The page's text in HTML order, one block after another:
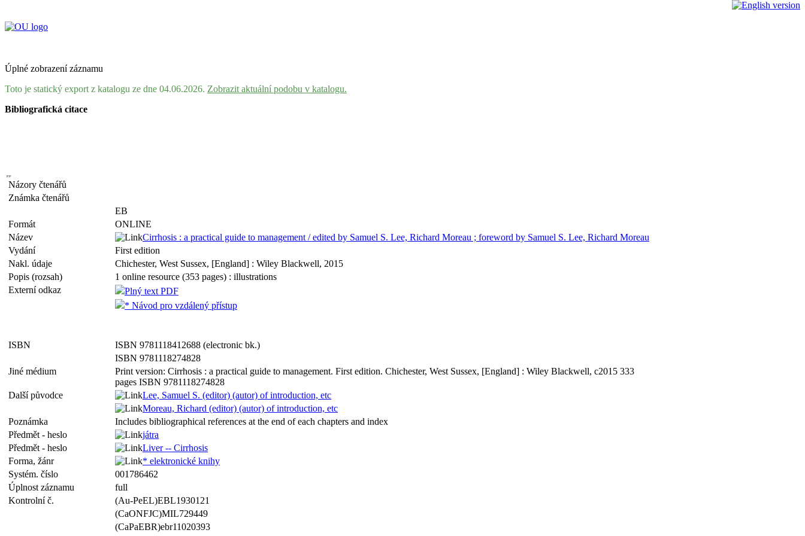
Úplné zobrazení záznamu
Toto je statický export z katalogu ze dne 04.06.2026. Zobrazit aktuální podobu v katalogu.
Bibliografická citace
Názory čtenářů
Známka čtenářů
EB
Formát
ONLINE
Název
Cirrhosis : a practical guide to management / edited by Samuel S. Lee, Richard Moreau ; foreword by Samuel S. Lee, Richard Moreau
Vydání
First edition
Nakl. údaje
Chichester, West Sussex, [England] : Wiley Blackwell, 2015
Popis (rozsah)
1 online resource (353 pages) : illustrations
Externí odkaz
Plný text PDF
* Návod pro vzdálený přístup
ISBN
ISBN 9781118412688 (electronic bk.)
ISBN 9781118274828
Jiné médium
Print version: Cirrhosis : a practical guide to management. First edition. Chichester, West Sussex, [England] : Wiley Blackwell, c2015 333
pages ISBN 9781118274828
Další původce
Lee, Samuel S. (editor) (autor) of introduction, etc
Moreau, Richard (editor) (autor) of introduction, etc
Poznámka
Includes bibliographical references at the end of each chapters and index
Předmět - heslo
játra
Předmět - heslo
Liver -- Cirrhosis
Forma, žánr
* elektronické knihy
Systém. číslo
001786462
Úplnost záznamu
full
Kontrolní č.
(Au-PeEL)EBL1930121
(CaONFJC)MIL729449
(CaPaEBR)ebr11020393